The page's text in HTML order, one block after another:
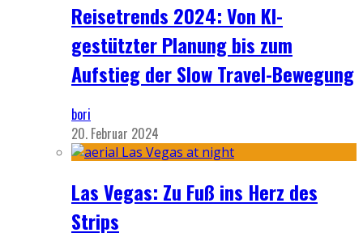
Reisetrends 2024: Von KI-
gestützter Planung bis zum
Aufstieg der Slow Travel-Bewegung
bori
20. Februar 2024
Las Vegas: Zu Fuß ins Herz des
Strips